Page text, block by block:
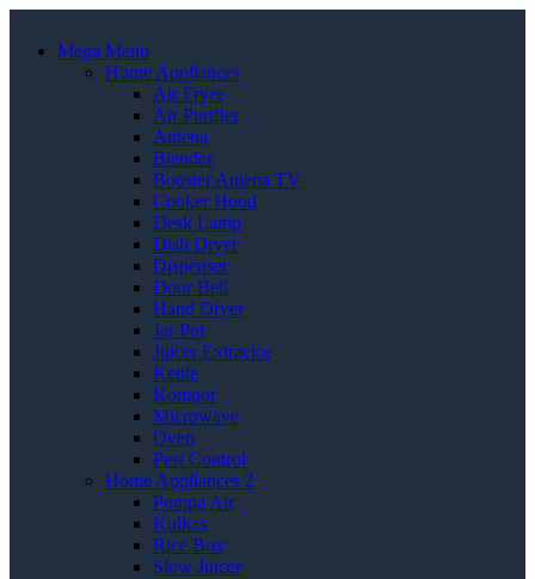
Mega Menu
Home Appliances
Air Fryer
Air Purifier
Antena
Blender
Booster Antena TV
Cooker Hood
Desk Lamp
Dish Dryer
Dispenser
Door Bell
Hand Dryer
Jar Pot
Juicer Extractor
Kettle
Kompor
Microwave
Oven
Pest Control
Home Appliances 2
Pompa Air
Kulkas
Rice Box
Slow Juicer